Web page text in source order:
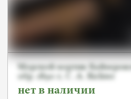
Морской кортик
обр. 1890 г, C. A. Richter
нет в наличии